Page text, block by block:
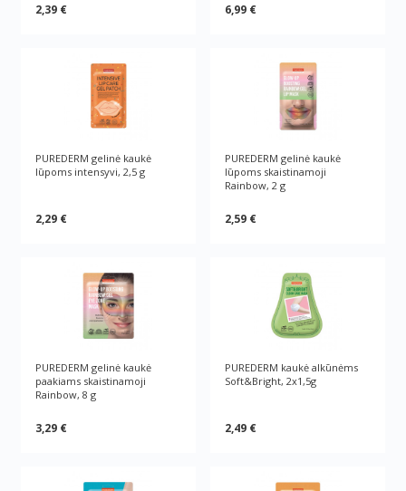
2,39 € 6,99 €
PUREDERM gelinė kaukė
lūpoms intensyvi, 2,5 g
2,29 €
PUREDERM gelinė kaukė
lūpoms skaistinamoji
Rainbow, 2 g
2,59 €
PUREDERM gelinė kaukė
paakiams skaistinamoji
Rainbow, 8 g
3,29 €
PUREDERM kaukė alkūnėms
Soft&Bright, 2x1,5g
2,49 €